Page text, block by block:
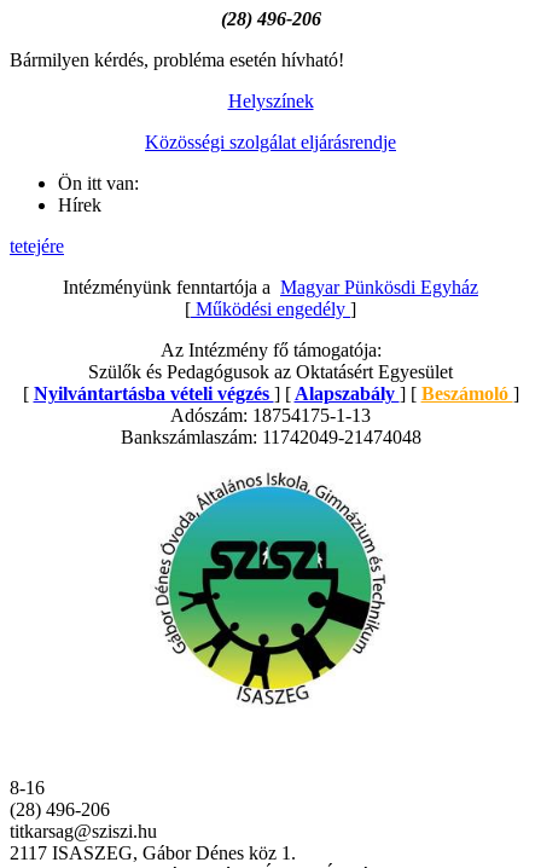
(28) 496-206
Bármilyen kérdés, probléma esetén hívható!
Helyszínek
Közösségi szolgálat eljárásrendje
Ön itt van:
Hírek
tetejére
Intézményünk fenntartója a Magyar Pünkösdi Egyház
[ Működési engedély ]
Az Intézmény fő támogatója:
Szülők és Pedagógusok az Oktatásért Egyesület
[ Nyilvántartásba vételi végzés ] [ Alapszabály ] [ Beszámoló ]
Adószám: 18754175-1-13
Bankszámlaszám: 11742049-21474048
8-16
(28) 496-206
titkarsag@sziszi.hu
2117 ISASZEG, Gábor Dénes köz 1.